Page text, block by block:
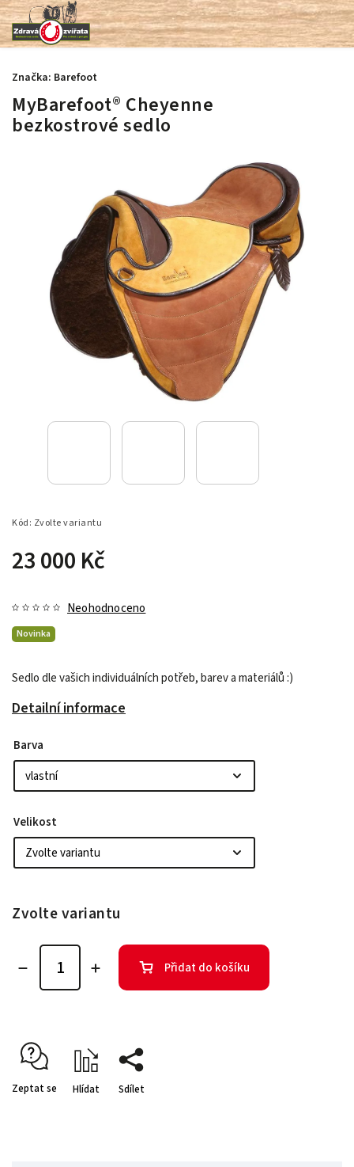
MyBarefoot® Cheyenne
bezkostrové sedlo
Kód: Zvolte variantu
23 000 Kč
Novinka
Neohodnoceno
Sedlo dle vašich individuálních potřeb, barev a materiálů :)
Detailní informace
Značka: Barefoot
Barva
Velikost
Zvolte variantu
Přidat do košíku
Zeptat se Hlídat Sdílet